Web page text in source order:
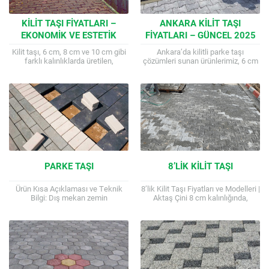
KILIT TAŞI FIYATLARI –
EKONOMIK VE ESTETIK
ZEMIN ÇÖZÜMLERI
Kilit taşı, 6 cm, 8 cm ve 10 cm gibi
farklı kalınlıklarda üretilen,
ANKARA KILIT TAŞI
FIYATLARI – GÜNCEL 2025
Ankara’da kilitli parke taşı
çözümleri sunan ürünlerimiz, 6 cm
PARKE TAŞI
Ürün Kısa Açıklaması ve Teknik
Bilgi: Dış mekan zemin
seçeneklerine sahip dayanıklı...
8’LIK KILIT TAŞI
8’lik Kilit Taşı Fiyatları ve Modelleri |
Aktaş Çini 8 cm kalınlığında,